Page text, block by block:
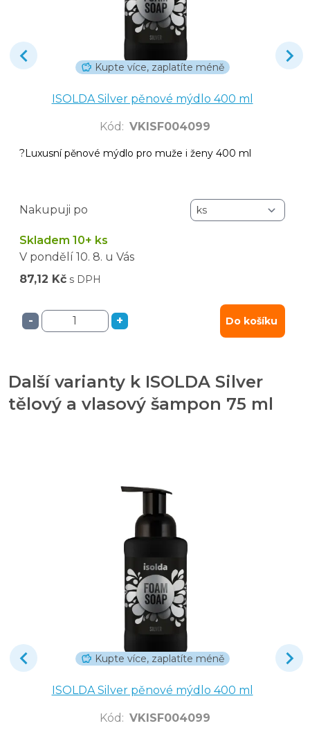
Kupte více, zaplatíte méně
ISOLDA Silver pěnové mýdlo 400 ml
Kód : VKISF004099
?Luxusní pěnové mýdlo pro muže i ženy 400 ml
Nakupuji po
Skladem 10+ ks
V pondělí 10. 8. u Vás
87,12 Kč s DPH
- + Do košíku
Další varianty k ISOLDA Silver
tělový a vlasový šampon 75 ml
Kupte více, zaplatíte méně
ISOLDA Silver pěnové mýdlo 400 ml
Kód : VKISF004099